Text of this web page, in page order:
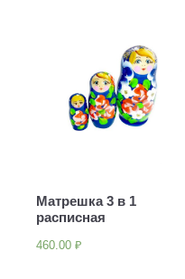
Матрешка 3 в 1
расписная
460.00 ₽